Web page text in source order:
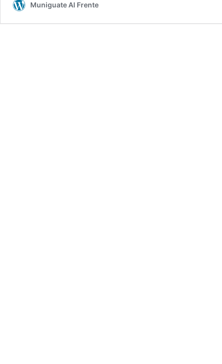
Muniguate Al Frente